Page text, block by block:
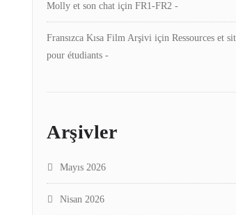
Molly et son chat için FR1-FR2 -
Fransızca Kısa Film Arşivi için Ressources et
pour étudiants -
Arşivler
Mayıs 2026
Nisan 2026